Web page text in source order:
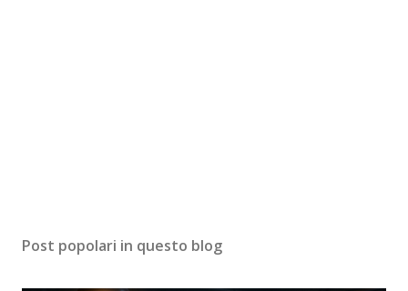
Post popolari in questo blog